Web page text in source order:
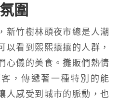
圍
新竹樹林頭夜市總是人潮
以看到熙熙攘攘的人群，
心儀的美食。攤販們熱情
，傳遞著一種特別的能
人感受到城市的脈動，也